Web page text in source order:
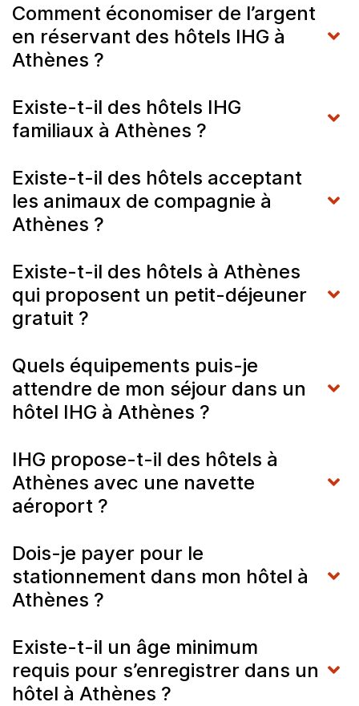
Comment économiser de l’argent
en réservant des hôtels IHG à
Athènes ?
Existe-t-il des hôtels IHG
familiaux à Athènes ?
Existe-t-il des hôtels acceptant
les animaux de compagnie à
Athènes ?
Existe-t-il des hôtels à Athènes
qui proposent un petit-déjeuner
gratuit ?
Quels équipements puis-je
attendre de mon séjour dans un
hôtel IHG à Athènes ?
IHG propose-t-il des hôtels à
Athènes avec une navette
aéroport ?
Dois-je payer pour le
stationnement dans mon hôtel à
Athènes ?
Existe-t-il un âge minimum
requis pour s’enregistrer dans un
hôtel à Athènes ?